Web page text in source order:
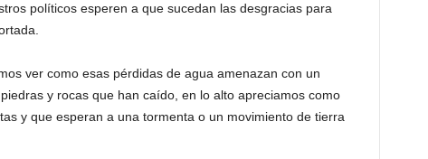
políticos esperen a que sucedan las desgracias para
ver como esas pérdidas de agua amenazan con un
y rocas que han caído, en lo alto apreciamos como
y que esperan a una tormenta o un movimiento de tierra